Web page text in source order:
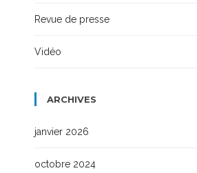
Revue de presse
Vidéo
ARCHIVES
janvier 2026
octobre 2024